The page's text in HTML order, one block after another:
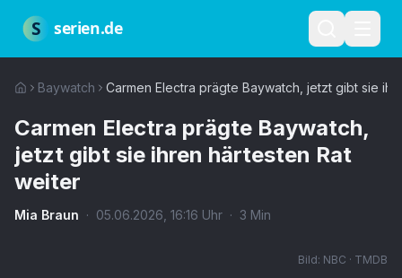
S serien.de
Baywatch Carmen Electra prägte Baywatch, jetzt gibt sie
Carmen Electra prägte Baywatch,
jetzt gibt sie ihren härtesten Rat
weiter
Mia Braun · 05.06.2026 16:16 Uhr · 3 Min
Bild: NBC · TMDB
Nutzungsbedingungen